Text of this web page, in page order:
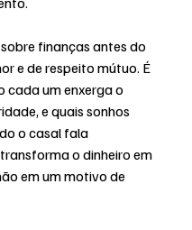
finanças antes do
e de respeito mútuo. É
cada um enxerga o
e quais sonhos
o casal fala
o dinheiro em
em um motivo de